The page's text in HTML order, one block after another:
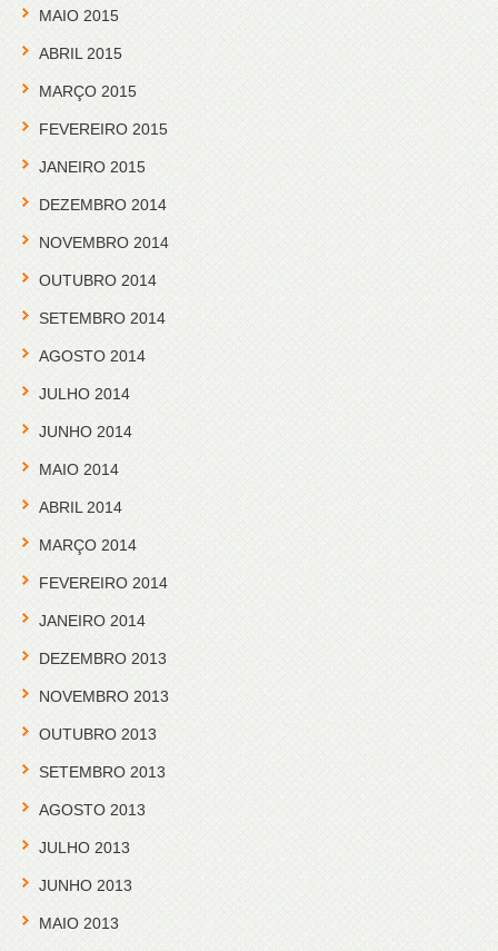
MAIO 2015
ABRIL 2015
MARÇO 2015
FEVEREIRO 2015
JANEIRO 2015
DEZEMBRO 2014
NOVEMBRO 2014
OUTUBRO 2014
SETEMBRO 2014
AGOSTO 2014
JULHO 2014
JUNHO 2014
MAIO 2014
ABRIL 2014
MARÇO 2014
FEVEREIRO 2014
JANEIRO 2014
DEZEMBRO 2013
NOVEMBRO 2013
OUTUBRO 2013
SETEMBRO 2013
AGOSTO 2013
JULHO 2013
JUNHO 2013
MAIO 2013